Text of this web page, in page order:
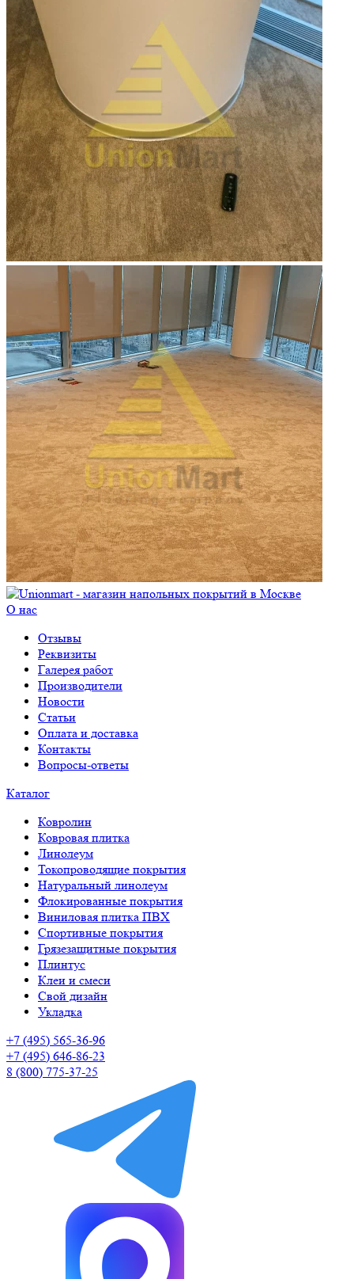
О нас
Отзывы
Реквизиты
Галерея работ
Производители
Новости
Статьи
Оплата и доставка
Контакты
Вопросы-ответы
Каталог
Ковролин
Ковровая плитка
Линолеум
Токопроводящие покрытия
Натуральный линолеум
Флокированные покрытия
Виниловая плитка ПВХ
Спортивные покрытия
Грязезащитные покрытия
Плинтус
Клеи и смеси
Свой дизайн
Укладка
+7 (495) 565-36-96
+7 (495) 646-86-23
8 (800) 775-37-25